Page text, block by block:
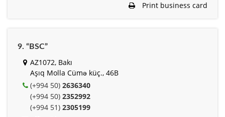
Print business card
9. “BSC”
AZ1072, Bakı
Aşıq Molla Cümə küç., 46B
(+994 50) 2636340
(+994 50) 2352992
(+994 51) 2305199